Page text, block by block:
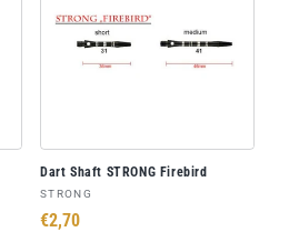
Dart Shaft STRONG Firebird
Anbieter:
STRONG
Normaler
€2,70